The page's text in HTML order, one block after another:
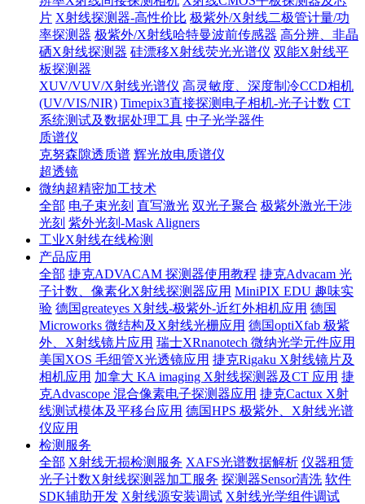
片 X射线探测器-高性价比 极紫外/X射线二极管计量/功
率探测器 极紫外/X射线哈特曼波前传感器 高分辨、非晶
硒X射线探测器 硅漂移X射线荧光光谱仪 双能X射线平
板探测器
XUV/VUV/X射线光谱仪 高灵敏度、深度制冷CCD相机
(UV/VIS/NIR) Timepix3直接探测电子相机-光子计数 CT
系统测试及数据处理工具 中子光学器件
质谱仪
克努森隙透质谱 辉光放电质谱仪
超透镜
微纳超精密加工技术
全部 电子束光刻 直写激光 双光子聚合 极紫外激光干涉
光刻 紫外光刻-Mask Aligners
工业X射线在线检测
产品应用
全部 捷克ADVACAM 探测器使用教程 捷克Advacam 光
子计数、像素化X射线探测器应用 MiniPIX EDU 趣味实
验 德国greateyes X射线-极紫外-近红外相机应用 德国
Microworks 微结构及X射线光栅应用 德国optiXfab 极紫
外、X射线镜片应用 瑞士XRnanotech 微纳光学元件应用
美国XOS 毛细管X光透镜应用 捷克Rigaku X射线镜片及
相机应用 加拿大 KA imaging X射线探测器及CT 应用 捷
克Advascope 混合像素电子探测器应用 捷克Cactux X射
线测试模体及平移台应用 德国HPS 极紫外、X射线光谱
仪应用
检测服务
全部 X射线无损检测服务 XAFS光谱数据解析 仪器租赁
光子计数X射线探测器加工服务 探测器Sensor清洗 软件
SDK辅助开发 X射线源安装调试 X射线光学组件调试